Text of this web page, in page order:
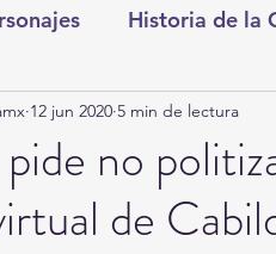
Historia de la
Entretenimiento
CDMX
no
de
12 jun 2020 5 min de lectura